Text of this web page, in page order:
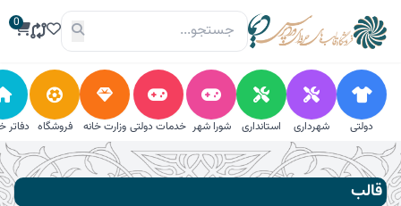
محتوا
0
دولتی شهرداری استانداری شورا شهر خدمات دولتی وزارت خانه فروشگاه دفاتر
فیلترهاقالب